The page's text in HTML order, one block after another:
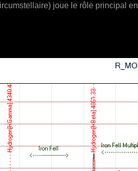
joue le rôle principal